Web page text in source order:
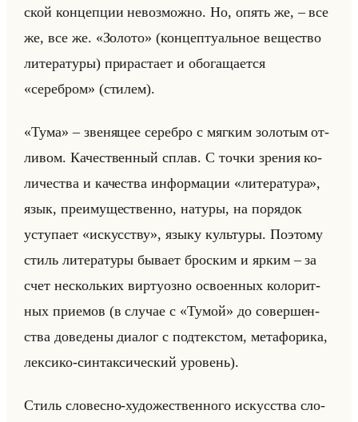
ской кон­цеп­ции невоз­мож­но. Но, опять же, – все
же, все же. «Золото» (кон­цеп­ту­альное ве­ще­ство
ли­те­ра­ту­ры) при­рас­та­ет и обо­га­ща­ет­ся
«серебром» (сти­лем).
«Тума» – зве­ня­щее се­реб­ро с мяг­ким зо­ло­тым от­
ли­вом. Ка­че­ствен­ный сплав. С точки зре­ния ко­
ли­че­ства и ка­че­ства ин­фор­ма­ции «литература»,
язык, пре­иму­ще­ствен­но, на­ту­ры, на по­ря­док
усту­па­ет «искусству», языку культу­ры. По­это­му
стиль ли­те­ра­ту­ры бы­ва­ет брос­ким и ярким – за
счет нескольких вир­ту­оз­но осво­ен­ных ко­ло­рит­
ных при­емов (в слу­чае с «Тумой» до со­вер­шен­
ства до­ве­де­ны диа­лог с под­тек­стом, ме­та­фо­ри­ка,
лек­си­ко-син­так­си­че­ский уро­вень).
Стиль сло­вес­но-ху­до­же­ствен­но­го ис­кус­ства сло­